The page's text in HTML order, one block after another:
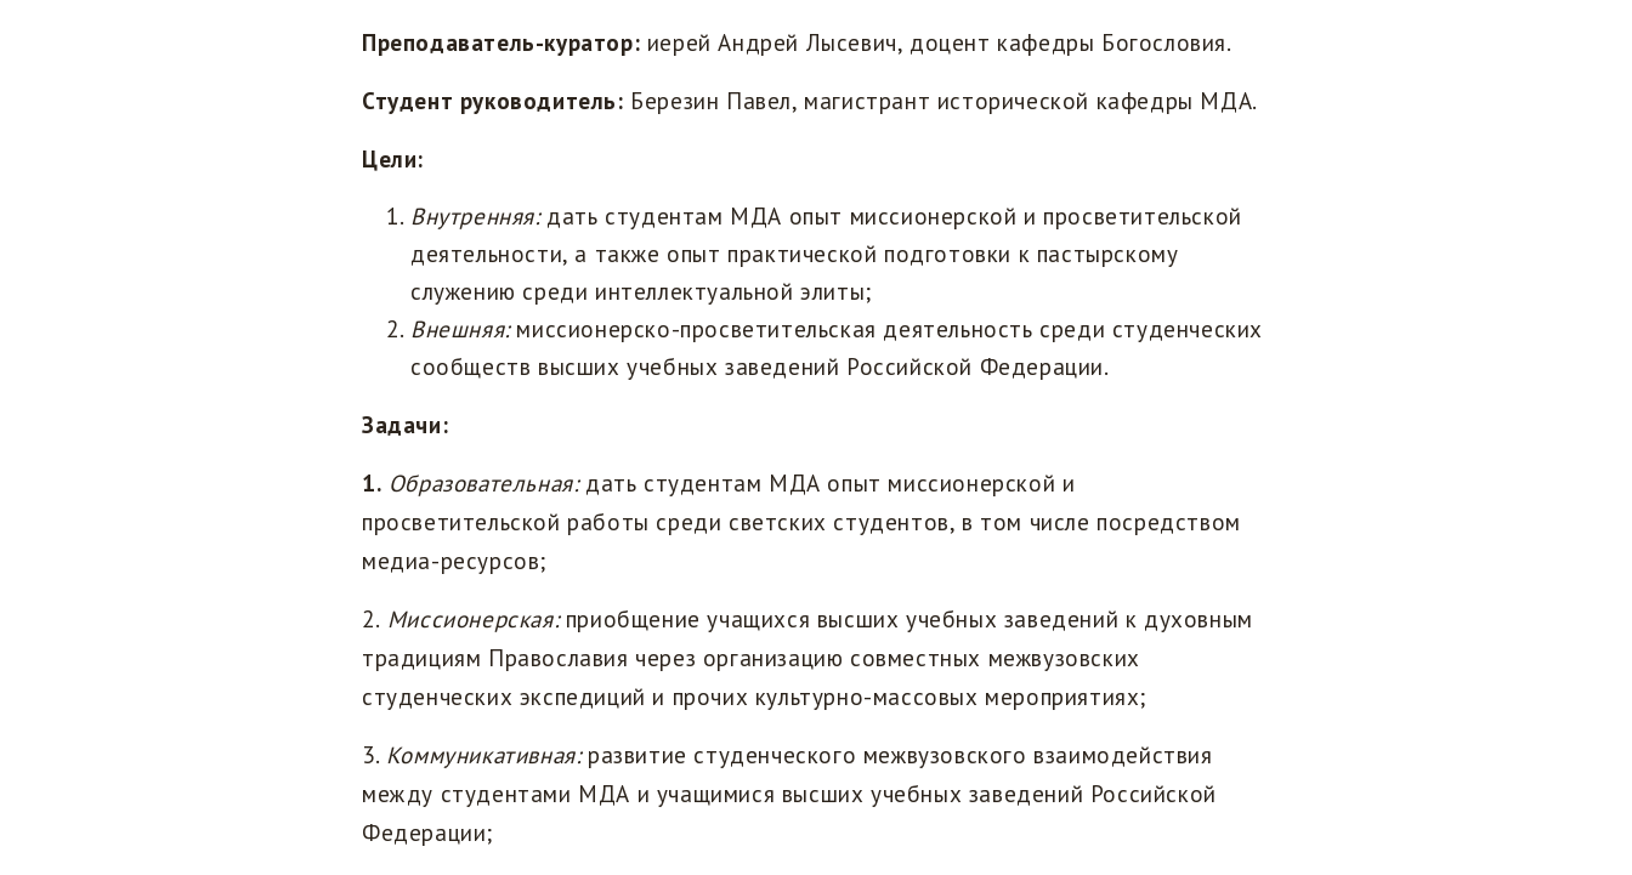
Преподаватель-куратор: иерей Андрей Лысевич, доцент кафедры Богословия.
Студент руководитель: Березин Павел, магистрант исторической кафедры МДА.
Цели:
Внутренняя:дать студентам МДА опыт миссионерской и просветительской
деятельности, а также опыт практической подготовки к пастырскому
служению среди интеллектуальной элиты;
Внешняя:миссионерско-просветительская деятельность среди студенческих
сообществ высших учебных заведений Российской Федерации.
Задачи:
1. Образовательная: дать студентам МДА опыт миссионерской и
просветительской работы среди светских студентов, в том числе посредством
медиа-ресурсов;
2. Миссионерская: приобщение учащихся высших учебных заведений к духовным
традициям Православия через организацию совместных межвузовских
студенческих экспедиций и прочих культурно-массовых мероприятиях;
3. Коммуникативная: развитие студенческого межвузовского взаимодействия
между студентами МДА и учащимися высших учебных заведений Российской
Федерации;